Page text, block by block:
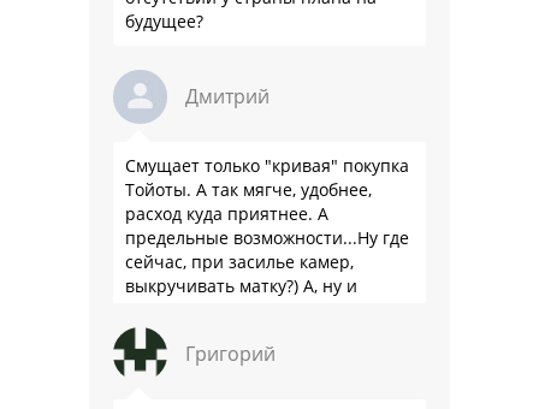
будущее?
Дмитрий
Смущает только "кривая" покупка
Тойоты. А так мягче, удобнее,
расход куда приятнее. А
предельные возможности...Ну где
сейчас, при засилье камер,
выкручивать матку?) А, ну и
забываем.
Григорий